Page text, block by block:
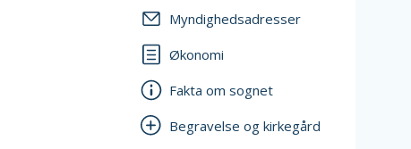
Myndighedsadresser
Økonomi
Fakta om sognet
Begravelse og kirkegård